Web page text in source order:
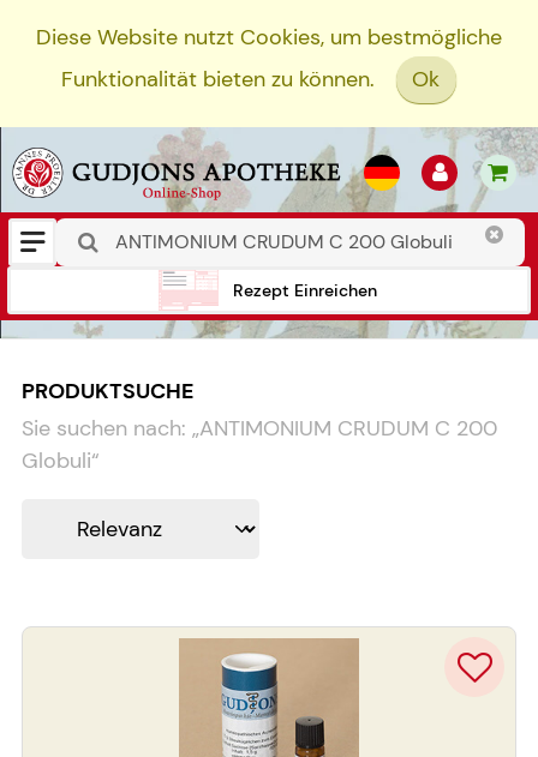
Diese Website nutzt Cookies, um bestmögliche
Funktionalität bieten zu können.
Ok
Rezept Einreichen
PRODUKTSUCHE
Sie suchen nach: „ANTIMONIUM CRUDUM C 200
Globuli“